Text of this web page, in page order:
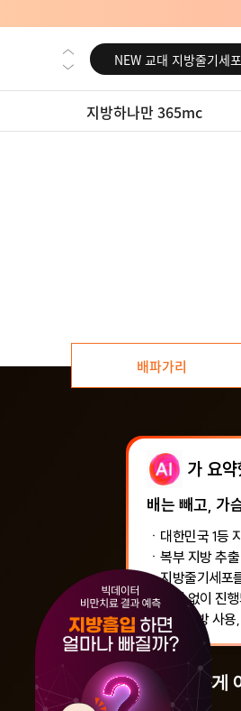
NEW 영등포 지방줄기세
NEW 교대 지방줄기세
NEW 대전 지방줄기세
NEW 노원 지방줄기세포
지방하나만 365mc
배파가리
가 요
배는 빼고, 가
대한민국 1등
복부 지방 추
지방줄기세포
절개 없이 진
자가지방 사용
자연스러운게